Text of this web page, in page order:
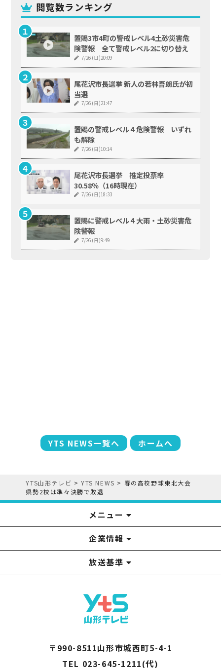
閲覧数ランキング
置賜3市4町の警戒レベル4土砂災害危
険警報 全て警戒レベル2に切り替え
7/26 (日)20:09
尾花沢市長選挙 新人の若林吾朗氏が初
当選
7/26 (日)21:47
置賜の警戒レベル４危険警報 いずれ
も解除
7/26 (日)10:14
尾花沢市長選挙 推定投票率
30.58％（16時現在）
7/26 (日)18:33
置賜に警戒レベル４大雨・土砂災害危
険警報
7/26 (日)9:49
YTS NEWS一覧へ ホームへ
YTS山形テレビ >YTS NEWS > 春の高校野球東北大会
県勢2校は準々決勝で敗退
メニュー
YTSニュース
番組
アナウンサー
プレゼント
イベント
みるるん星人
YTS見学ツアー
番組表
お問い合わせ
企業情報
企業情報
役員構成
YTS山形テレビ SDGs 宣言
採用情報
山形テレビ人権方針
山形テレビ国民保護業務計画提出文
個人情報基本方針
情報セキュリティ基本方針
視聴データの取扱いについて
系列局一覧
中継局一覧
放送基準
〒990-8511山形市城西町5-4-1
TEL 023-645-1211(代)